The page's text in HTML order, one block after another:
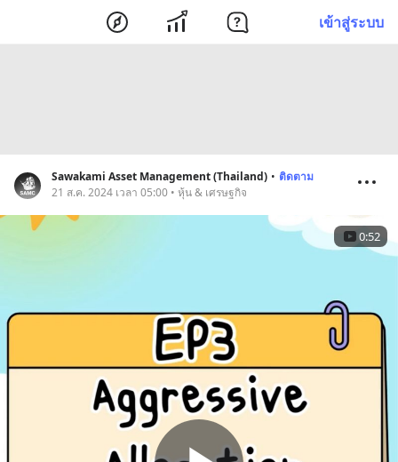
เข้าสู่ระบบ
Sawakami Asset Management (Thailand) • ติดตาม
21 ส.ค. 2024 เวลา 05:00 • หุ้น & เศรษฐกิจ
0:52